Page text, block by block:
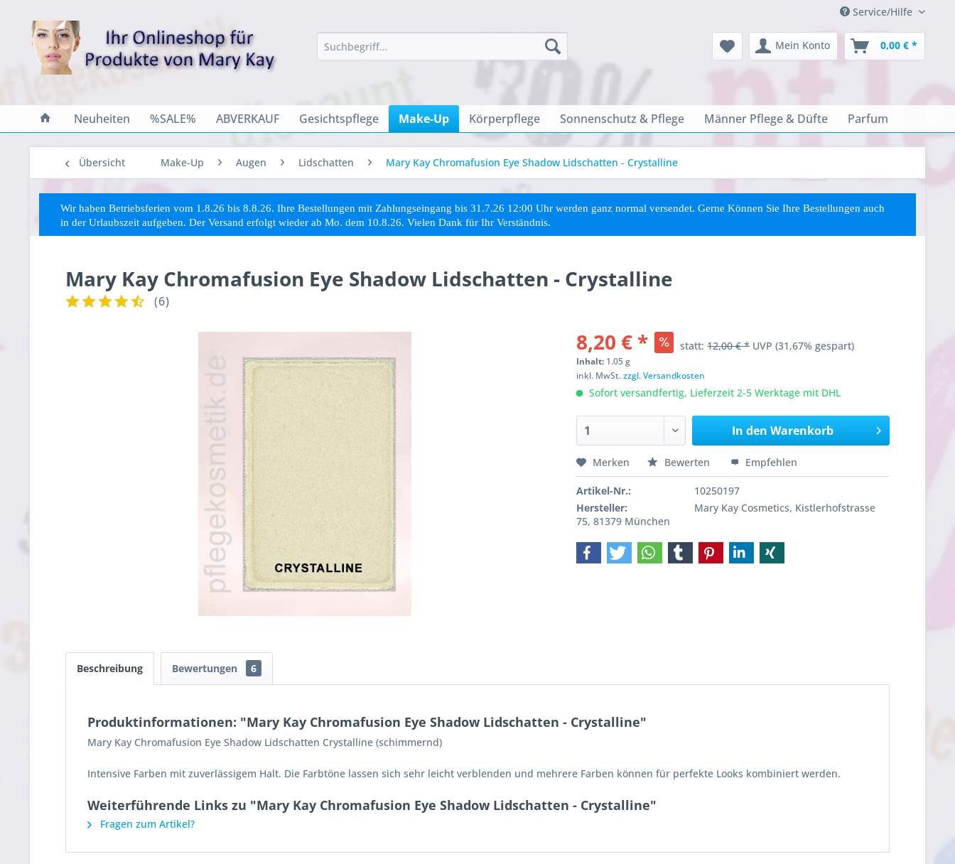
Service/Hilfe
Mein Konto 0,00 € *
Neuheiten %SALE% ABVERKAUF Gesichtspflege Make-Up Körperpflege Sonnenschutz & Pflege Männer Pflege & Düfte Parfum
Übersicht Make-Up Augen Lidschatten Mary Kay Chromafusion Eye Shadow Lidschatten - Crystalline
Wir haben Betriebsferien vom 1.8.26 bis 8.8.26. Ihre Bestellungen mit Zahlungseingang bis 31.7.26 12:00 Uhr werden ganz normal versendet. Gerne Können Sie Ihre Bestellungen auch
in der Urlaubszeit aufgeben. Der Versand erfolgt wieder ab Mo. dem 10.8.26. Vielen Dank für Ihr Verständnis.
Mary Kay Chromafusion Eye Shadow Lidschatten - Crystalline
(6)
8,20 € * statt:12,00 € *UVP(31,67% gespart)
Inhalt: 1.05 g
inkl. MwSt.zzgl. Versandkosten
Sofort versandfertig, Lieferzeit 2-5 Werktage mit DHL
In den Warenkorb
Merken Bewerten Empfehlen
Artikel-Nr.:
10250197
Hersteller:
Mary Kay Cosmetics, Kistlerhofstrasse
75, 81379 München
Beschreibung Bewertungen 6
Produktinformationen: "Mary Kay Chromafusion Eye Shadow Lidschatten - Crystalline"
Mary Kay Chromafusion Eye Shadow Lidschatten Crystalline (schimmernd)
Intensive Farben mit zuverlässigem Halt. Die Farbtöne lassen sich sehr leicht verblenden und mehrere Farben können für perfekte Looks kombiniert werden.
Weiterführende Links zu "Mary Kay Chromafusion Eye Shadow Lidschatten - Crystalline"
Fragen zum Artikel?